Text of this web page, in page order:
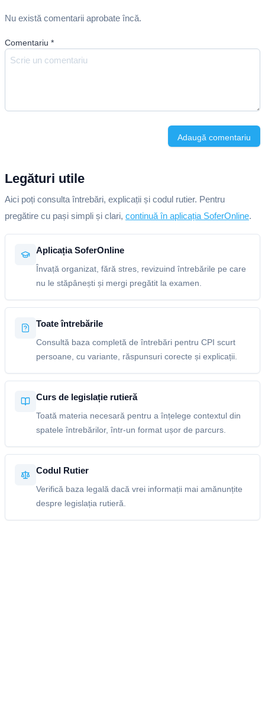
Nu există comentarii aprobate încă.
Comentariu *
Adaugă comentariu
Legături utile
Aici poți consulta întrebări, explicații și codul rutier. Pentru
pregătire cu pași simpli și clari, continuă în aplicația SoferOnline.
Aplicația SoferOnline
Învață organizat, fără stres, revizuind întrebările pe care
nu le stăpânești și mergi pregătit la examen.
Toate întrebările
Consultă baza completă de întrebări pentru CPI scurt
persoane, cu variante, răspunsuri corecte și explicații.
Curs de legislație rutieră
Toată materia necesară pentru a înțelege contextul din
spatele întrebărilor, într-un format ușor de parcurs.
Codul Rutier
Verifică baza legală dacă vrei informații mai amănunțite
despre legislația rutieră.